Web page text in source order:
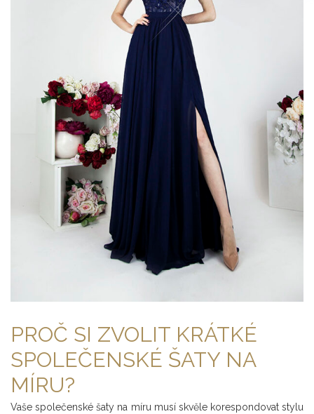
PROČ SI ZVOLIT KRÁTKÉ
SPOLEČENSKÉ ŠATY NA
MÍRU?
Vaše společenské šaty na míru musí skvěle korespondovat stylu